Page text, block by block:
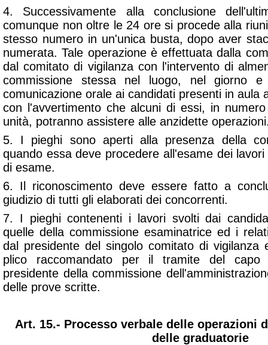
4. Successivamente alla conclusione
comunque non oltre le 24 ore si procede alla
stesso numero in un'unica busta, dopo aver
numerata. Tale operazione è effettuata dalla
dal comitato di vigilanza con l'intervento di
commissione stessa nel luogo, nel giorno
comunicazione orale ai candidati presenti in aula
con l'avvertimento che alcuni di essi, in
unità, potranno assistere alle anzidette
5. I pieghi sono aperti alla presenza della
quando essa deve procedere all'esame dei
di esame.
6. Il riconoscimento deve essere fatto a
giudizio di tutti gli elaborati dei concorrenti.
7. I pieghi contenenti i lavori svolti dai
quelle della commissione esaminatrice ed i
dal presidente del singolo comitato di vigilanza
plico raccomandato per il tramite del capo
presidente della commissione
delle prove scritte.
Art. 15.- Processo verbale delle operazioni
delle graduatorie